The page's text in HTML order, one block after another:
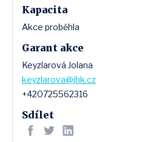
Kapacita
Akce proběhla
Garant akce
Keyzlarová Jolana
keyzlarova@jhk.cz
+420725562316
Sdílet